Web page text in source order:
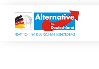
Inhalt
springen